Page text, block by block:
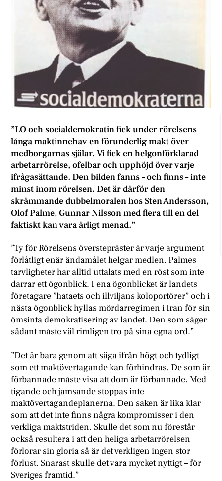
”LO och socialdemokratin fick under rörelsens
långa maktinnehav en förunderlig makt över
medborgarnas själar. Vi fick en helgonförklarad
arbetarrörelse, ofelbar och upphöjd över varje
ifrågasättande. Den bilden fanns – och finns – inte
minst inom rörelsen. Det är därför den
skrämmande dubbelmoralen hos Sten Andersson,
Olof Palme, Gunnar Nilsson med flera till en del
faktiskt kan vara ärligt menad.”
”Ty för Rörelsens överstepräster är varje argument
förlåtligt enär ändamålet helgar medlen. Palmes
tarvligheter har alltid uttalats med en röst som inte
darrar ett ögonblick. I ena ögonblicket är landets
företagare ”hataets och illviljans koloportörer” och i
nästa ögonblick hyllas mördarregimen i Iran för sin
ömsinta demokratisering av landet. Den som säger
sådant måste väl rimligen tro på sina egna ord.”
”Det är bara genom att säga ifrån högt och tydligt
som ett maktövertagande kan förhindras. De som är
förbannade måste visa att dom är förbannade. Med
tigande och jamsande stoppas inte
maktövertagandeplanerna. Den saken är lika klar
som att det inte finns några kompromisser i den
verkliga maktstriden. Skulle det som nu förestår
också resultera i att den heliga arbetarrörelsen
förlorar sin gloria så är det verkligen ingen stor
förlust. Snarast skulle det vara mycket nyttigt – för
Sveriges framtid.”